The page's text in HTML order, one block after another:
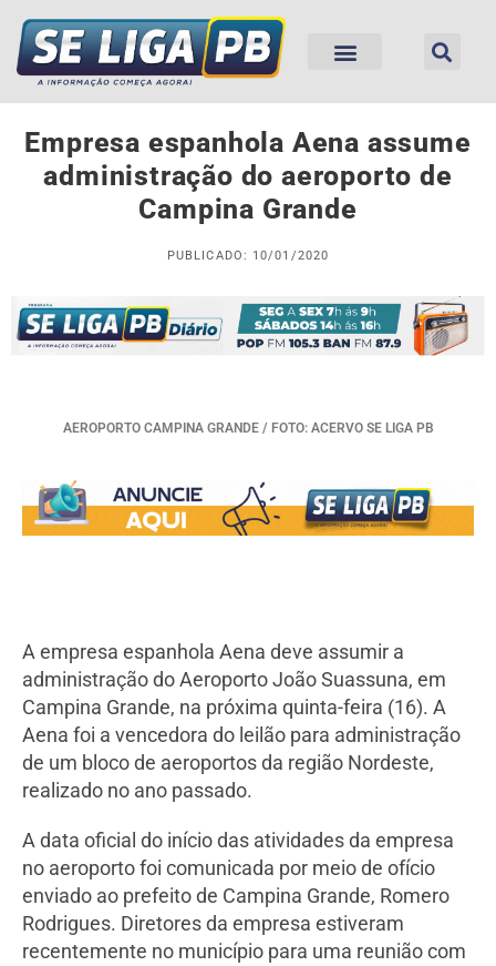
Empresa espanhola Aena assume
administração do aeroporto de
Campina Grande
PUBLICADO: 10/01/2020
AEROPORTO CAMPINA GRANDE / FOTO: ACERVO SE LIGA PB
A empresa espanhola Aena deve assumir a
administração do Aeroporto João Suassuna, em
Campina Grande, na próxima quinta-feira (16). A
Aena foi a vencedora do leilão para administração
de um bloco de aeroportos da região Nordeste,
realizado no ano passado.
A data oficial do início das atividades da empresa
no aeroporto foi comunicada por meio de ofício
enviado ao prefeito de Campina Grande, Romero
Rodrigues. Diretores da empresa estiveram
recentemente no município para uma reunião com